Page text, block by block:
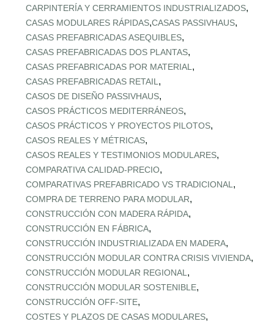
CARPINTERÍA Y CERRAMIENTOS INDUSTRIALIZADOS,
CASAS MODULARES RÁPIDAS,CASAS PASSIVHAUS,
CASAS PREFABRICADAS ASEQUIBLES,
CASAS PREFABRICADAS DOS PLANTAS,
CASAS PREFABRICADAS POR MATERIAL ,
CASAS PREFABRICADAS RETAIL ,
CASOS DE DISEÑO PASSIVHAUS,
CASOS PRÁCTICOS MEDITERRÁNEOS,
CASOS PRÁCTICOS Y PROYECTOS PILOTOS,
CASOS REALES Y MÉTRICAS,
CASOS REALES Y TESTIMONIOS MODULARES,
COMPARATIVA CALIDAD‑PRECIO,
COMPARATIVAS PREFABRICADO VS TRADICIONAL ,
COMPRA DE TERRENO PARA MODULAR,
CONSTRUCCIÓN CON MADERA RÁPIDA,
CONSTRUCCIÓN EN FÁBRICA,
CONSTRUCCIÓN INDUSTRIALIZADA EN MADERA,
CONSTRUCCIÓN MODULAR CONTRA CRISIS VIVIENDA,
CONSTRUCCIÓN MODULAR REGIONAL ,
CONSTRUCCIÓN MODULAR SOSTENIBLE,
CONSTRUCCIÓN OFF‑SITE,
COSTES Y PLAZOS DE CASAS MODULARES,